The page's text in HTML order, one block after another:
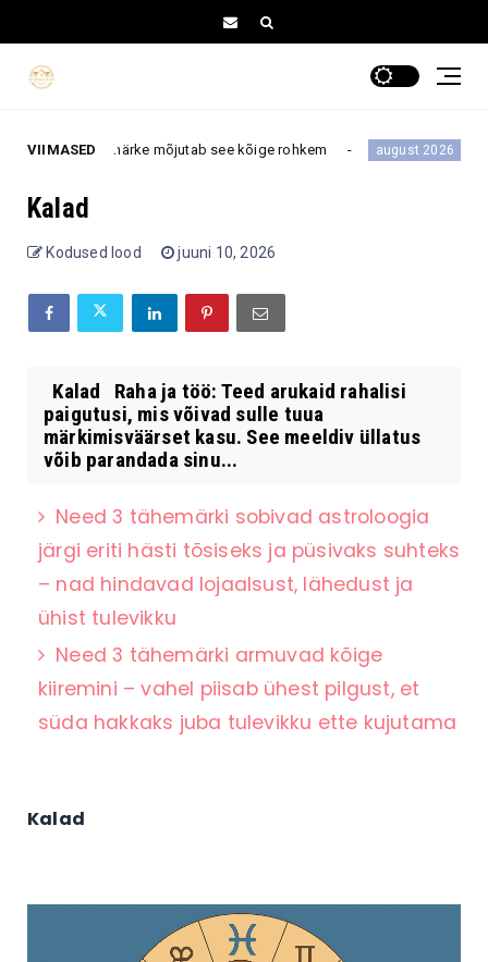
VIIMASED
neid tähemärke mõjutab see kõige rohkem august 2026
Kalad
Kodused lood juuni 10, 2026
Kalad Raha ja töö: Teed arukaid rahalisi
paigutusi, mis võivad sulle tuua
märkimisväärset kasu. See meeldiv üllatus
võib parandada sinu...
Need 3 tähemärki sobivad astroloogia
järgi eriti hästi tõsiseks ja püsivaks suhteks
– nad hindavad lojaalsust, lähedust ja
ühist tulevikku
Need 3 tähemärki armuvad kõige
kiiremini – vahel piisab ühest pilgust, et
süda hakkaks juba tulevikku ette kujutama
Kalad